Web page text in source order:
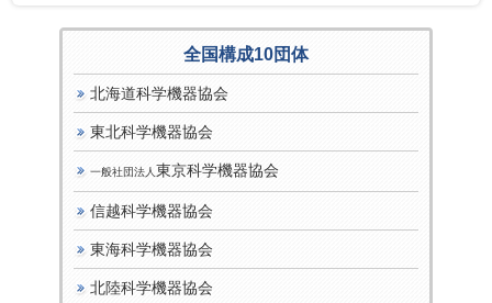
全国構成10団体
北海道科学機器協会
東北科学機器協会
一般社団法人 東京科学機器協会
信越科学機器協会
東海科学機器協会
北陸科学機器協会